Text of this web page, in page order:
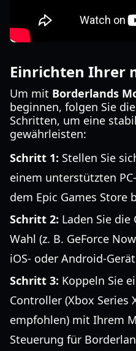
Einrichten Ihrer
Um mit Borderlands
beginnen, folgen Sie
Schritten, um eine
gewährleisten:
Schritt 1: Stellen Sie
einem unterstützten
dem Epic Games Store
Schritt 2: Laden Sie
Wahl (z. B. GeForce
iOS- oder Android-
Schritt 3: Koppeln Sie
Controller (Xbox Series
empfohlen) mit Ihrem
Steuerung für